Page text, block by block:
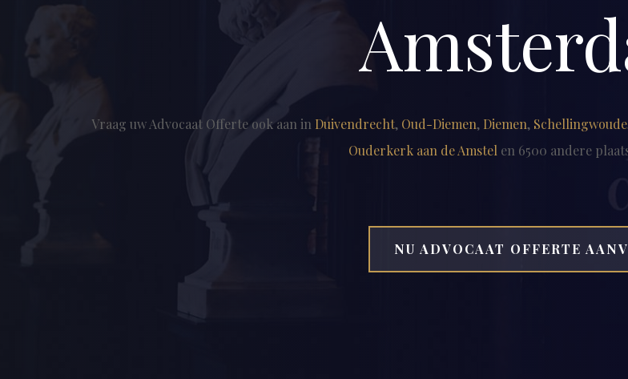
Vraag uw Advocaat Offerte ook aan in Duivendrecht, Oud-Diemen, Diemen, Schellingwoude
Ouderkerk aan de Amstel en 6500 andere
NU ADVOCAAT OFFERTE